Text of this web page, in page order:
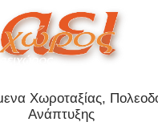
Χωροταξίας,
Ανάπτυξης